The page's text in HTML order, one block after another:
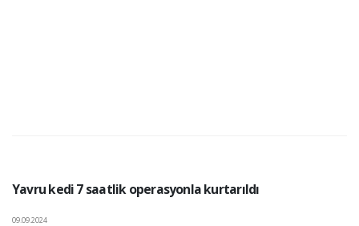
Yavru kedi 7 saatlik operasyonla kurtarıldı
09.09.2024